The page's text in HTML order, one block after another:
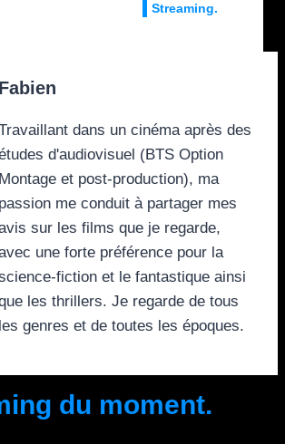
Streaming.
Fabien
dans un cinéma après des
d'audiovisuel (BTS Option
Montage et post-production), ma
passion me conduit à partager mes
sur les films que je regarde,
une forte préférence pour la
fiction et le fantastique ainsi
les thrillers. Je regarde de tous
les genres et de toutes les époques.
du moment.